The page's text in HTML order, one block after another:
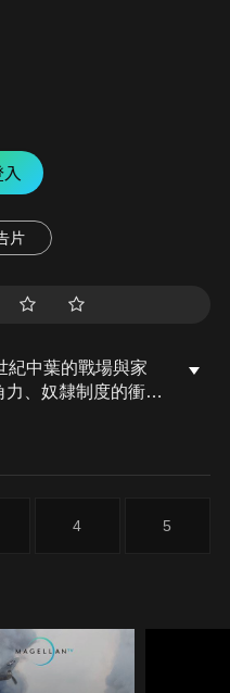
片
紀中葉的戰場與家
、奴隸制度的衝突
段美國歷史中最血
4 5